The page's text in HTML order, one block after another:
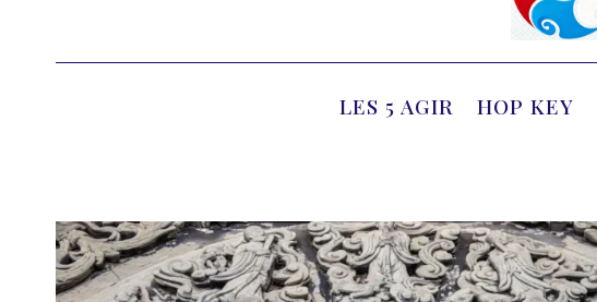
LES 5 AGIR HOP KEY